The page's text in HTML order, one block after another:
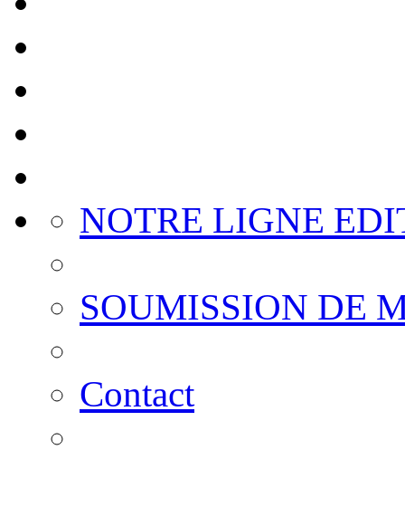
NOTRE LIGNE
SOUMISSION DE
Contact